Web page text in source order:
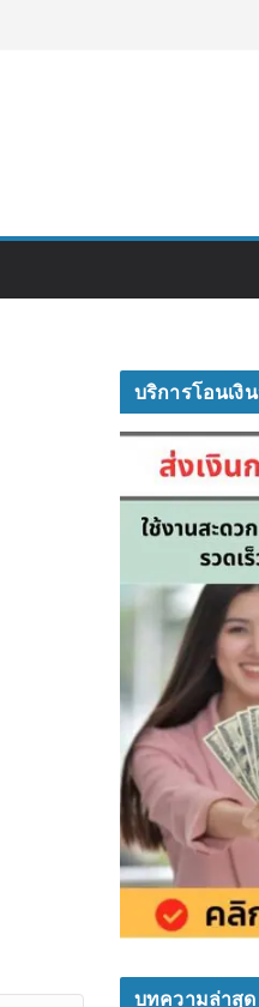
บริการโอนเงิ
บทความล่าสุด